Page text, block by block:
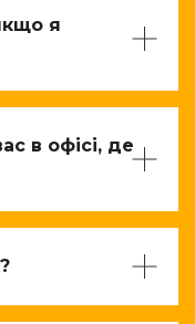
я
в офісі, де